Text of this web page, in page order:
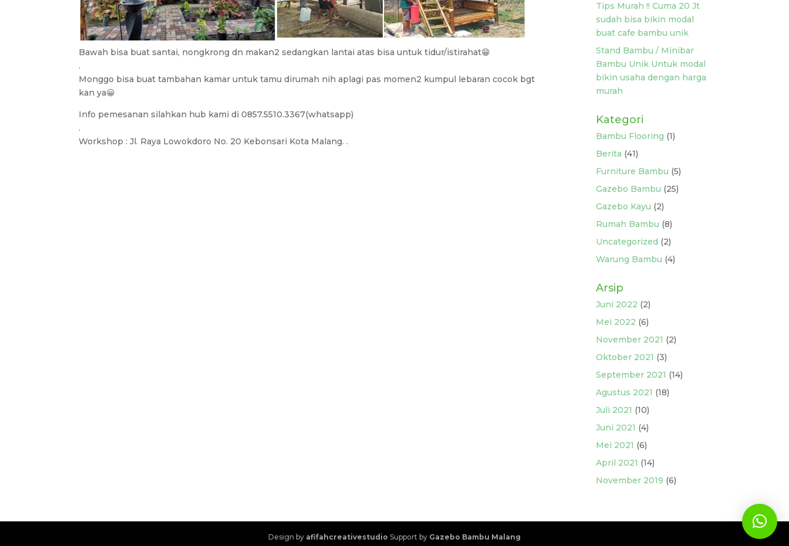
Bawah bisa buat santai, nongkrong dn makan2 sedangkan lantai atas bisa untuk tidur/istirahat😁
.
Monggo bisa buat tambahan kamar untuk tamu dirumah nih aplagi pas momen2 kumpul lebaran cocok bgt
kan ya😀
Info pemesanan silahkan hub kami di 0857.5510.3367(whatsapp)
.
Workshop : Jl. Raya Lowokdoro No. 20 Kebonsari Kota Malang. .
Tips Murah !! Cuma 20 Jt
sudah bisa bikin modal
buat cafe bambu unik
Stand Bambu / Minibar
Bambu Unik Untuk modal
bikin usaha dengan harga
murah
Kategori
Bambu Flooring (1)
Berita (41)
Furniture Bambu (5)
Gazebo Bambu (25)
Gazebo Kayu (2)
Rumah Bambu (8)
Uncategorized (2)
Warung Bambu (4)
Arsip
Juni 2022 (2)
Mei 2022 (6)
November 2021 (2)
Oktober 2021 (3)
September 2021 (14)
Agustus 2021 (18)
Juli 2021 (10)
Juni 2021 (4)
Mei 2021 (6)
April 2021 (14)
November 2019 (6)
Design by afifahcreativestudio Support by Gazebo Bambu Malang